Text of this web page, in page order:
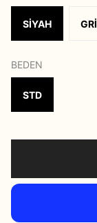
SİYAH GRİ
BEDEN
STD